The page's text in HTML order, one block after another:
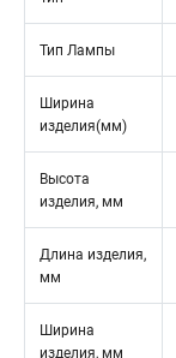
Тип Лампы
Ширина
изделия(мм)
Высота
изделия, мм
Длина изделия,
мм
Ширина
изделия, мм